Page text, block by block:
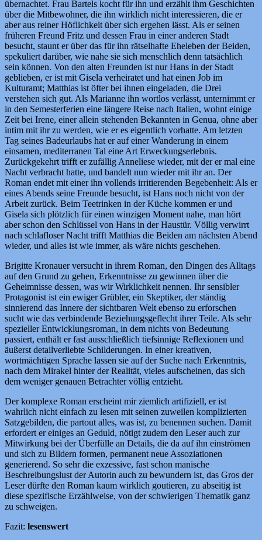
übernachtet. Frau Bartels kocht für ihn und erzählt ihm Geschichten
über die Mitbewohner, die ihn wirklich nicht interessieren, die er
aber aus reiner Höflichkeit über sich ergehen lässt. Als er seinen
früheren Freund Fritz und dessen Frau in einer anderen Stadt
besucht, staunt er über das für ihn rätselhafte Eheleben der Beiden,
spekuliert darüber, wie nahe sie sich menschlich denn tatsächlich
sein können. Von den alten Freunden ist nur Hans in der Stadt
geblieben, er ist mit Gisela verheiratet und hat einen Job im
Kulturamt; Matthias ist öfter bei ihnen eingeladen, die Drei
verstehen sich gut. Als Marianne ihn wortlos verlässt, unternimmt er
in den Semesterferien eine längere Reise nach Italien, wohnt einige
Zeit bei Irene, einer allein stehenden Bekannten in Genua, ohne aber
intim mit ihr zu werden, wie er es eigentlich vorhatte. Am letzten
Tag seines Badeurlaubs hat er auf einer Wanderung in einem
einsamen, mediterranen Tal eine Art Erweckungserlebnis.
Zurückgekehrt trifft er zufällig Anneliese wieder, mit der er mal eine
Nacht verbracht hatte, und bandelt nun wieder mit ihr an. Der
Roman endet mit einer ihn vollends irritierenden Begebenheit: Als er
eines Abends seine Freunde besucht, ist Hans noch nicht von der
Arbeit zurück. Beim Teetrinken in der Küche kommen er und
Gisela sich plötzlich für einen winzigen Moment nahe, man hört
aber schon den Schlüssel von Hans in der Haustür. Völlig verwirrt
nach schlafloser Nacht trifft Matthias die Beiden am nächsten Abend
wieder, und alles ist wie immer, als wäre nichts geschehen.
Brigitte Kronauer versucht in ihrem Roman, den Dingen des Alltags
auf den Grund zu gehen, Erkenntnisse zu gewinnen über die
Geheimnisse dessen, was wir Wirklichkeit nennen. Ihr sensibler
Protagonist ist ein ewiger Grübler, ein Skeptiker, der ständig
sinnierend das Innere der sichtbaren Welt ebenso zu erforschen
sucht wie das verbindende Beziehungsgeflecht ihrer Teile. Als sehr
spezieller Entwicklungsroman, in dem nichts von Bedeutung
passiert, enthält er fast ausschließlich tiefsinnige Reflexionen und
äußerst detailverliebte Schilderungen. In einer kreativen,
wortmächtigen Sprache lassen sie auf der Suche nach Erkenntnis,
nach dem Mirakel hinter der Realität, vieles aufscheinen, das sich
dem weniger genauen Betrachter völlig entzieht.
Der komplexe Roman erscheint mir ziemlich artifiziell, er ist
wahrlich nicht einfach zu lesen mit seinen zuweilen komplizierten
Satzgebilden, die partout alles, was ist, zu benennen suchen. Damit
erfordert er einiges an Geduld, nötigt zudem den Leser auch zur
Mitwirkung bei der Überfülle an Details, die da auf ihn einströmen
und sich zu Bildern formen, permanent neue Assoziationen
generierend. So sehr die exzessive, fast schon manische
Beschreibungslust der Autorin auch zu bewundern ist, das Gros der
Leser dürfte den Roman kaum wirklich goutieren, zu abseitig ist
diese spezifische Erzählweise, von der schwierigen Thematik ganz
zu schweigen.
Fazit: lesenswert